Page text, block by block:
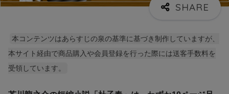
本コンテンツはあらすじの泉の基準に基づき制作していますが、
本サイト経由で商品購入や会員登録を行った際には送客手数料を
受領しています。